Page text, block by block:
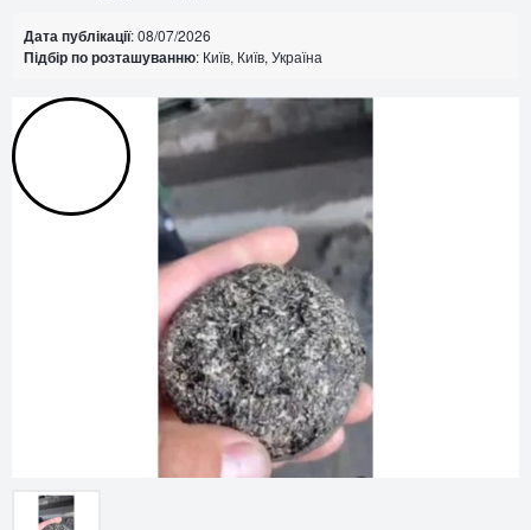
Дата публікації: 08/07/2026
Підбір по розташуванню: Київ, Київ, Україна